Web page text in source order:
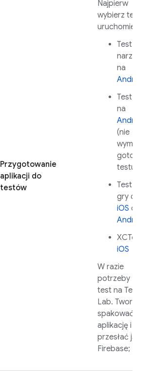
Przygotowanie
aplikacji do
testów
Najpierw
wybierz test do
uruchomienia:
Test
narzędzi
na
Androida
Test
na
Androida
(nie
wymaga
testu)
Test pętli
gry dla
iOS oraz
Android
XCTest
iOS
W razie
potrzeby zmień
test na Test
Lab. Tworzenie
spakować
aplikację i
przesłać ją do
Firebase;